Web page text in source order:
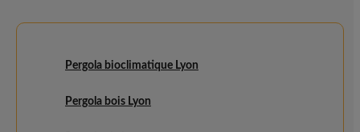
Pergola bioclimatique Lyon
Pergola bois Lyon